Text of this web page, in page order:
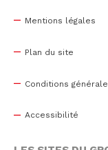
Mentions légales
Plan du site
Conditions
Accessibilité